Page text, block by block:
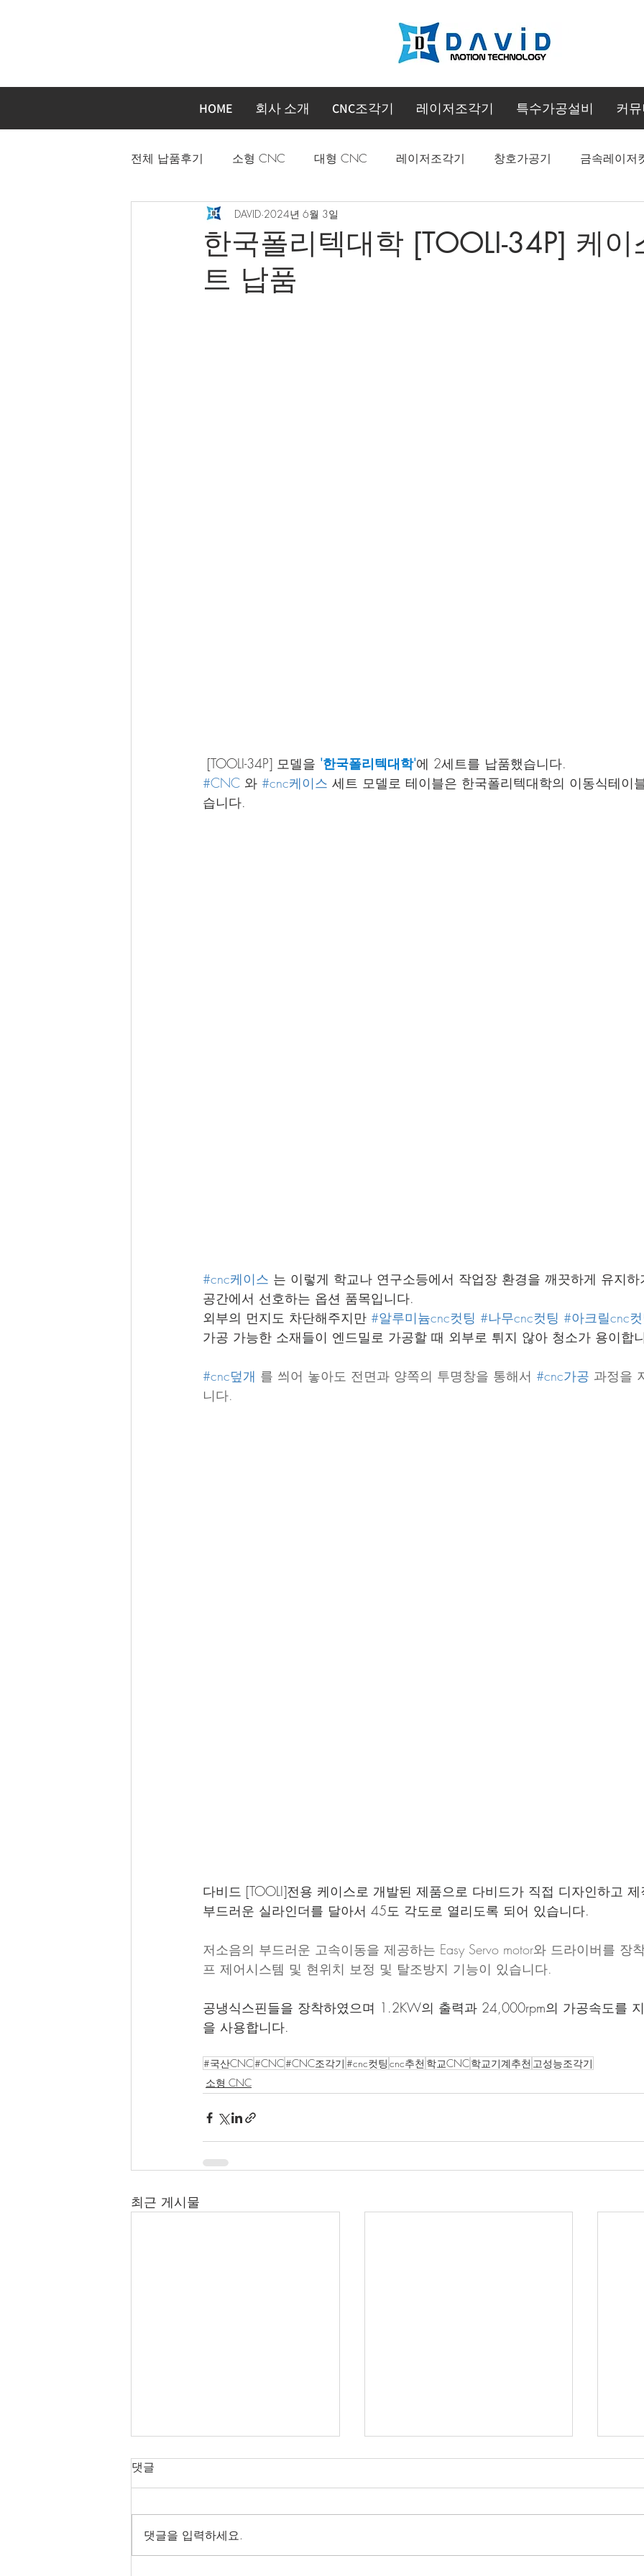
HOME 회사 소개 CNC조각기 레이저조각기 특수가공설비 커
전체 납품후기 소형 CNC 대형 CNC 레이저조각기 창호가공기 금속레이저
자동화장비 주문제작기계 CNC 머시닝센터
한국폴리텍대학 [TOOLI-34P] 케이
트 납품
DAVID 2024년 6월 3일
[TOOLI-34P] 모델을 '한국폴리텍대학'에 2세트를 납품했습니다.
#CNC 와 #cnc케이스 세트 모델로 테이블은 한국폴리텍대학의 이동식테이
습니다.
#cnc케이스 는 이렇게 학교나 연구소등에서 작업장 환경을 깨끗하게 유지
공간에서 선호하는 옵션 품목입니다.
외부의 먼지도 차단해주지만 #알루미늄cnc컷팅 #나무cnc컷팅 #아크릴cnc
가공 가능한 소재들이 엔드밀로 가공할 때 외부로 튀지 않아 청소가 용이합
#cnc덮개 를 씌어 놓아도 전면과 양쪽의 투명창을 통해서 #cnc가공 과정을
니다.
다비드 [TOOLI]전용 케이스로 개발된 제품으로 다비드가 직접 디자인하고
부드러운 실라인더를 달아서 45도 각도로 열리도록 되어 있습니다.
저소음의 부드러운 고속이동을 제공하는 Easy Servo motor와 드라이버를 장
프 제어시스템 및 현위치 보정 및 탈조방지 기능이 있습니다.
공냉식스핀들을 장착하였으며 1.2KW의 출력과 24,000rpm의 가공속도를
을 사용합니다.
#국산CNC#CNC#CNC조각기 #cnc컷팅 cnc추천 학교CNC학교기계추천 고성능조각기
소형 CNC
최근 게시물
댓글
댓글을 입력하세요.